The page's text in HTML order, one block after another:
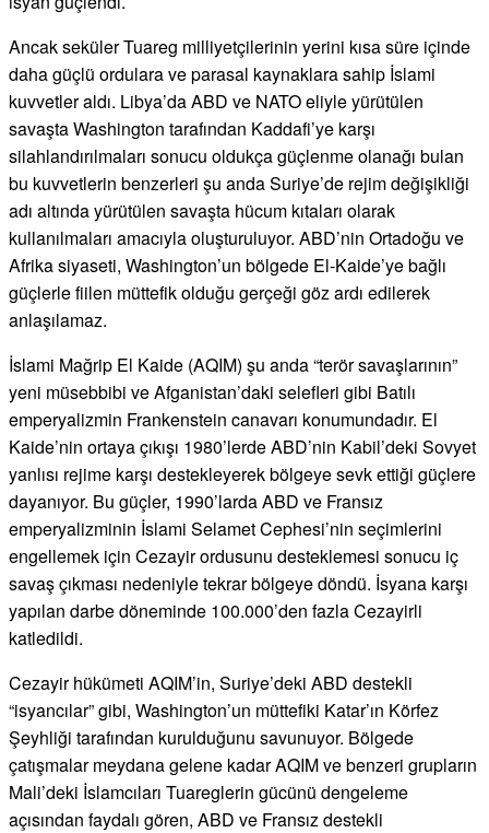
Ancak seküler Tuareg milliyetçilerinin yerini kısa süre içinde
daha güçlü ordulara ve parasal kaynaklara sahip İslami
kuvvetler aldı. Libya’da ABD ve NATO eliyle yürütülen
savaşta Washington tarafından Kaddafi’ye karşı
silahlandırılmaları sonucu oldukça güçlenme olanağı bulan
bu kuvvetlerin benzerleri şu anda Suriye’de rejim değişikliği
adı altında yürütülen savaşta hücum kıtaları olarak
kullanılmaları amacıyla oluşturuluyor. ABD’nin Ortadoğu ve
Afrika siyaseti, Washington’un bölgede El-Kaide’ye bağlı
güçlerle fiilen müttefik olduğu gerçeği göz ardı edilerek
anlaşılamaz.
İslami Mağrip El Kaide (AQIM) şu anda “terör savaşlarının”
yeni müsebbibi ve Afganistan’daki selefleri gibi Batılı
emperyalizmin Frankenstein canavarı konumundadır. El
Kaide’nin ortaya çıkışı 1980’lerde ABD’nin Kabil’deki Sovyet
yanlısı rejime karşı destekleyerek bölgeye sevk ettiği güçlere
dayanıyor. Bu güçler, 1990’larda ABD ve Fransız
emperyalizminin İslami Selamet Cephesi’nin seçimlerini
engellemek için Cezayir ordusunu desteklemesi sonucu iç
savaş çıkması nedeniyle tekrar bölgeye döndü. İsyana karşı
yapılan darbe döneminde 100.000’den fazla Cezayirli
katledildi.
Cezayir hükümeti AQIM’in, Suriye’deki ABD destekli
“isyancılar” gibi, Washington’un müttefiki Katar’ın Körfez
Şeyhliği tarafından kurulduğunu savunuyor. Bölgede
çatışmalar meydana gelene kadar AQIM ve benzeri grupların
Mali’deki İslamcıları Tuareglerin gücünü dengeleme
açısından faydalı gören, ABD ve Fransız destekli